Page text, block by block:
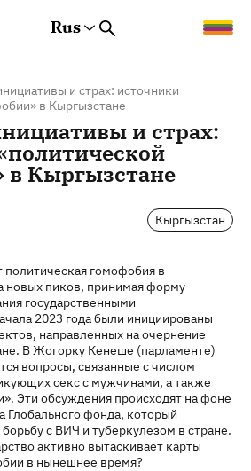
Rus
и страх: источники
в Кыргызстане
и страх:
в Кыргызстане
Кыргызстан
политическая гомофобия в
новых пиков, принимая форму
государственными
2023 года были инициированы
направленных на очернение
В Жогорку Кенеше (парламенте)
вопросы, связанные с числом
секс с мужчинами, а также
Эти обсуждения происходят на фоне
фонда, который
с ВИЧ и туберкулезом в стране.
активно вытаскивает карты
в нынешнее время?